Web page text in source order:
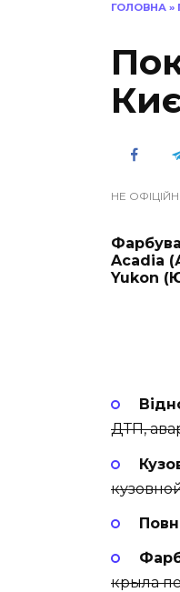
ГОЛОВНА »
НЕ
Acadia
Yukon
ДТП,
крыла